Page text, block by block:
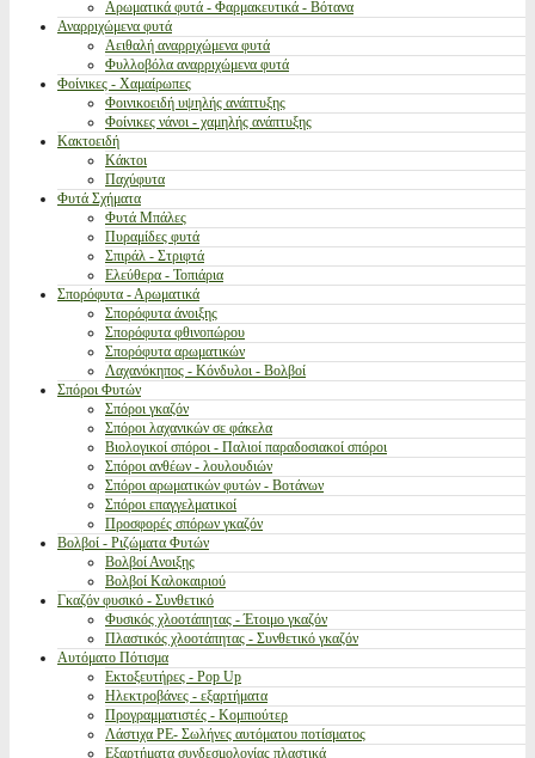
Αρωματικά φυτά - Φαρμακευτικά - Βότανα
Αναρριχώμενα φυτά
Αειθαλή αναρριχώμενα φυτά
Φυλλοβόλα αναρριχώμενα φυτά
Φοίνικες - Χαμαίρωπες
Φοινικοειδή υψηλής ανάπτυξης
Φοίνικες νάνοι - χαμηλής ανάπτυξης
Κακτοειδή
Κάκτοι
Παχύφυτα
Φυτά Σχήματα
Φυτά Μπάλες
Πυραμίδες φυτά
Σπιράλ - Στριφτά
Ελεύθερα - Τοπιάρια
Σπορόφυτα - Αρωματικά
Σπορόφυτα άνοιξης
Σπορόφυτα φθινοπώρου
Σπορόφυτα αρωματικών
Λαχανόκηπος - Κόνδυλοι - Βολβοί
Σπόροι Φυτών
Σπόροι γκαζόν
Σπόροι λαχανικών σε φάκελα
Βιολογικοί σπόροι - Παλιοί παραδοσιακοί σπόροι
Σπόροι ανθέων - λουλουδιών
Σπόροι αρωματικών φυτών - Βοτάνων
Σπόροι επαγγελματικοί
Προσφορές σπόρων γκαζόν
Βολβοί - Ριζώματα Φυτών
Βολβοί Ανοιξης
Βολβοί Καλοκαιριού
Γκαζόν φυσικό - Συνθετικό
Φυσικός χλοοτάπητας - Έτοιμο γκαζόν
Πλαστικός χλοοτάπητας - Συνθετικό γκαζόν
Αυτόματο Πότισμα
Εκτοξευτήρες - Pop Up
Ηλεκτροβάνες - εξαρτήματα
Προγραμματιστές - Κομπιούτερ
Λάστιχα PE- Σωλήνες αυτόματου ποτίσματος
Εξαρτήματα συνδεσμολογίας πλαστικά